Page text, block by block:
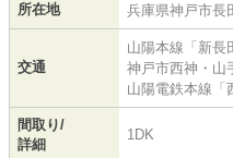
所在地 兵庫県神戸市長
交通
山陽本線 「 新長
神戸市西神・山
山陽電鉄本線 「
間取り/
詳細
1DK